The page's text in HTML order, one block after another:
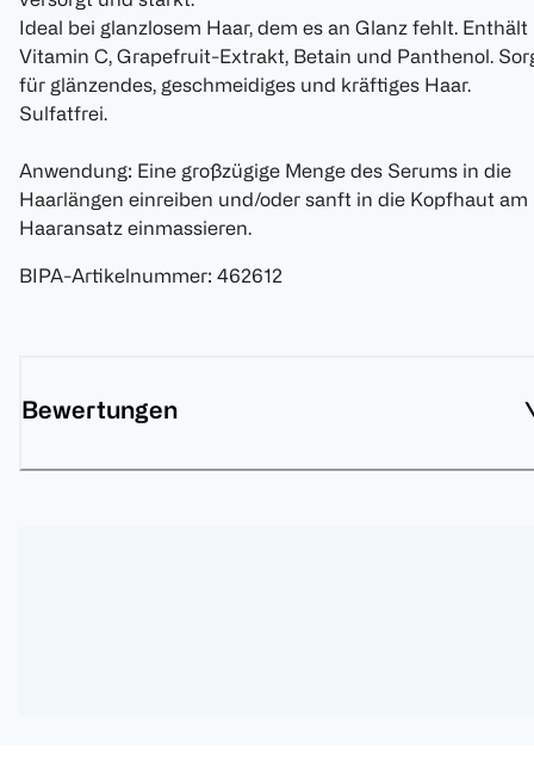
Ideal bei glanzlosem Haar, dem es an Glanz fehlt. Enthält
Vitamin C, Grapefruit-Extrakt, Betain und Panthenol.
für glänzendes, geschmeidiges und kräftiges Haar.
Sulfatfrei.
Anwendung: Eine großzügige Menge des Serums in die
Haarlängen einreiben und/oder sanft in die Kopfhaut am
Haaransatz einmassieren.
BIPA-Artikelnummer: 462612
Bewertungen